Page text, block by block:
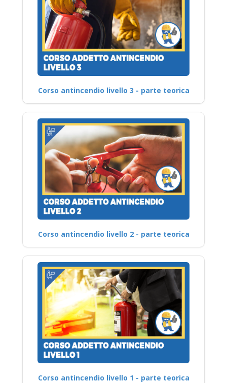
Corso antincendio livello 3 - parte teorica
Corso antincendio livello 2 - parte teorica
Corso antincendio livello 1 - parte teorica